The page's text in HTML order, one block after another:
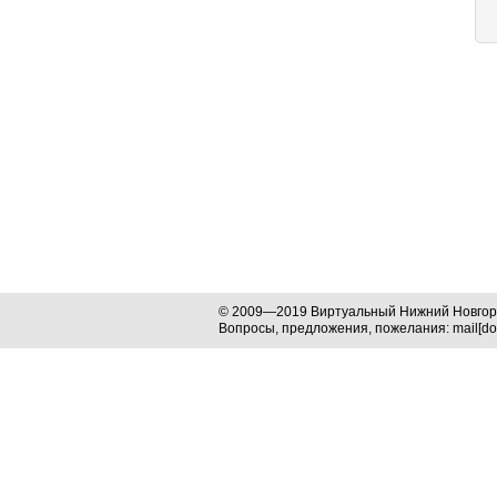
© 2009—2019 Виртуальный Нижний
Вопросы, предложения, пожелания: